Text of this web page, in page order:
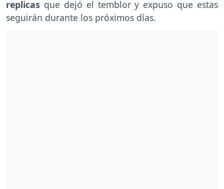
replicas que dejó el temblor y expuso que estas
seguirán durante los próximos días.